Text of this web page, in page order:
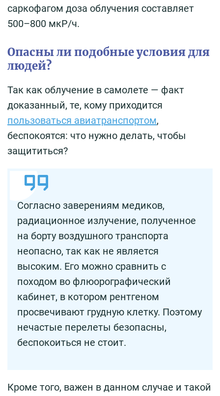
саркофагом доза облучения составляет
500–800 мкР/ч.
Опасны ли подобные условия для
людей?
Так как облучение в самолете — факт
доказанный, те, кому приходится
пользоваться авиатранспортом,
беспокоятся: что нужно делать, чтобы
защититься?
Согласно заверениям медиков,
радиационное излучение, полученное
на борту воздушного транспорта
неопасно, так как не является
высоким. Его можно сравнить с
походом во флюорографический
кабинет, в котором рентгеном
просвечивают грудную клетку. Поэтому
нечастые перелеты безопасны,
беспокоиться не стоит.
Кроме того, важен в данном случае и такой